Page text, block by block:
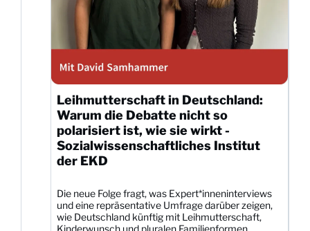
Leihmutterschaft in Deutschland:
Warum die Debatte nicht so
polarisiert ist, wie sie wirkt -
Sozialwissenschaftliches Institut
der EKD
Die neue Folge fragt, was Expert*inneninterviews
und eine repräsentative Umfrage darüber zeigen,
wie Deutschland künftig mit Leihmutterschaft,
Kinderwunsch und pluralen Familienformen